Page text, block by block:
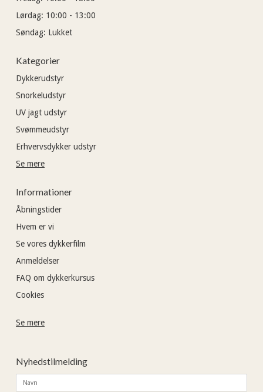
Lørdag: 10:00 - 13:00
Søndag: Lukket
Kategorier
Dykkerudstyr
Snorkeludstyr
UV jagt udstyr
Svømmeudstyr
Erhvervsdykker udstyr
Se mere
Informationer
Åbningstider
Hvem er vi
Se vores dykkerfilm
Anmeldelser
FAQ om dykkerkursus
Cookies
Se mere
Nyhedstilmelding